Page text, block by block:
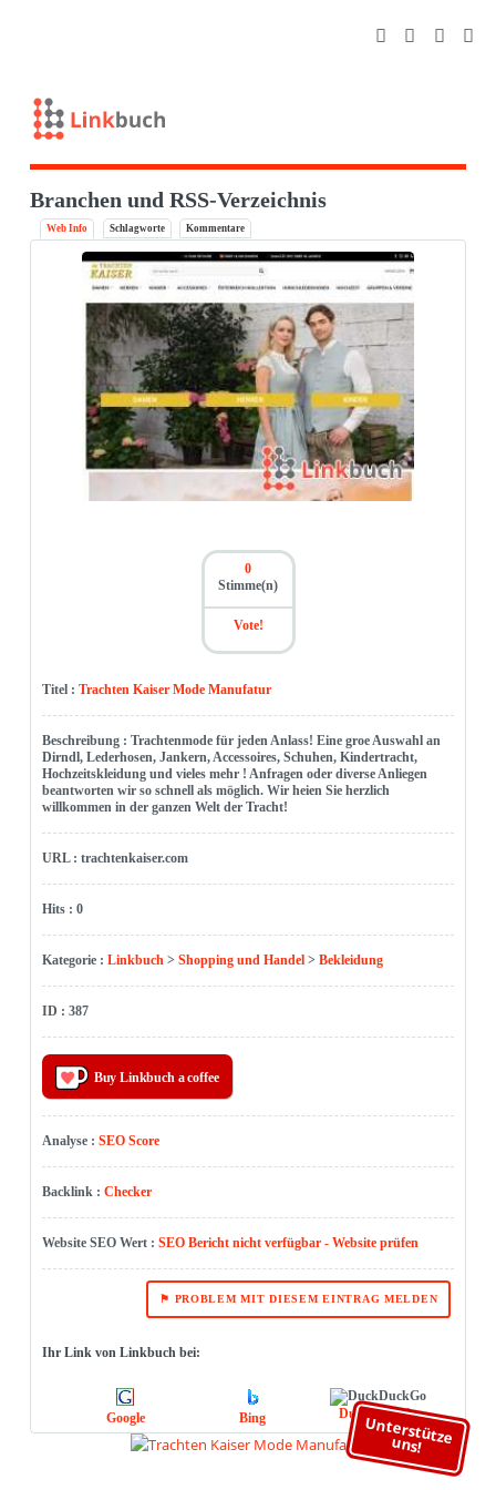
Unterstütze
uns!
Branchen und RSS-Verzeichnis
Web Info Schlagworte Kommentare
0
Stimme(n)
Vote!
Titel : Trachten Kaiser Mode Manufatur
Beschreibung : Trachtenmode für jeden Anlass! Eine groe Auswahl an
Dirndl, Lederhosen, Jankern, Accessoires, Schuhen, Kindertracht,
Hochzeitskleidung und vieles mehr ! Anfragen oder diverse Anliegen
beantworten wir so schnell als möglich. Wir heien Sie herzlich
willkommen in der ganzen Welt der Tracht!
URL : trachtenkaiser.com
Hits : 0
Kategorie : Linkbuch> Shopping und Handel> Bekleidung
ID : 387
Buy Linkbuch a coffee
Analyse : SEO Score
Backlink : Checker
Website SEO Wert : SEO Bericht nicht verfügbar - Website prüfen
⚑ PROBLEM MIT DIESEM EINTRAG MELDEN
Ihr Link von Linkbuch bei:
Google Bing DuckDuckGo